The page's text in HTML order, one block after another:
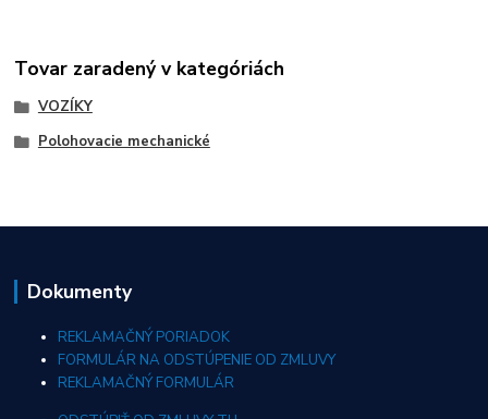
Tovar zaradený v kategóriách
VOZÍKY
Polohovacie mechanické
Dokumenty
REKLAMAČNÝ PORIADOK
FORMULÁR NA ODSTÚPENIE OD ZMLUVY
REKLAMAČNÝ FORMULÁR